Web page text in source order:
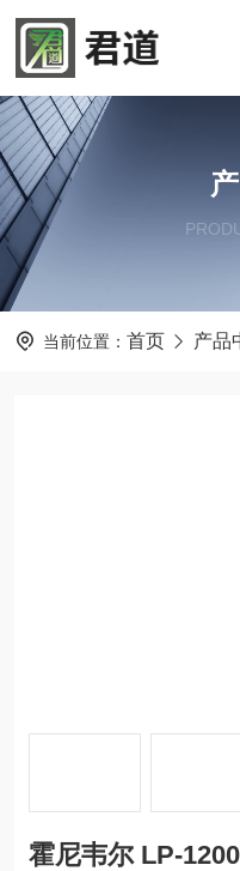
当前位置： 首页 产品
霍尼韦尔 LP-